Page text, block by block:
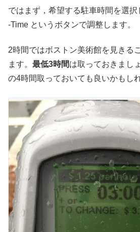
ではまず，希望する駐車時間を選
-Time というボタンで調整します。
2時間ではボストン美術館を見きる
ます。 最低3時間は取っておきまし
の4時間取っておいても良いかもし